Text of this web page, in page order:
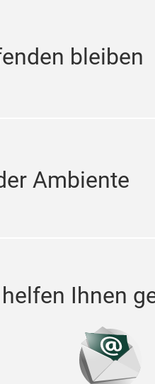
bleiben
Ambiente
Ihnen